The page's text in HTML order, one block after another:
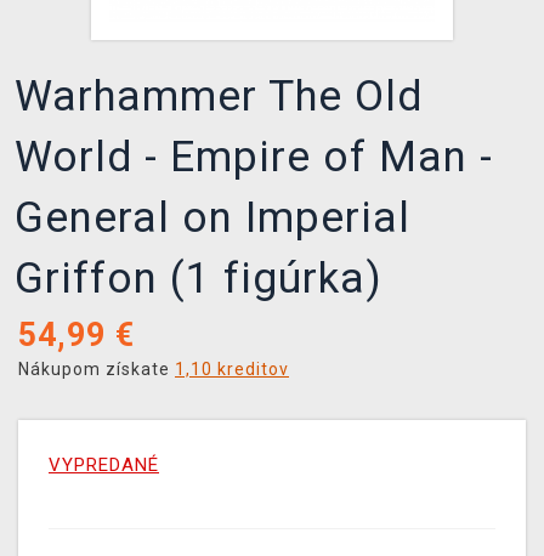
Warhammer The Old
World - Empire of Man -
General on Imperial
Griffon (1 figúrka)
54,99 €
Nákupom získate 1,10 kreditov
VYPREDANÉ